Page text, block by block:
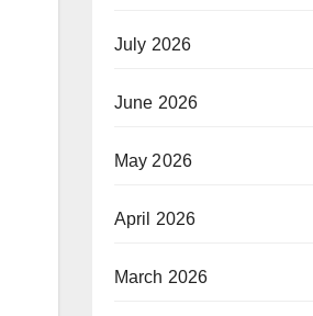
July 2026
June 2026
May 2026
April 2026
March 2026